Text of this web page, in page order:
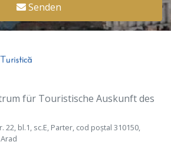
Senden
für Touristische Auskunft des
22, bl.1, sc.E, Parter, cod poștal 310150,